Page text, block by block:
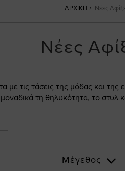
ΑΡΧΙΚΉ Νέες
Νέες
τις τάσεις της μόδας και της
τη θηλυκότητα, το στυλ
Μέγεθος